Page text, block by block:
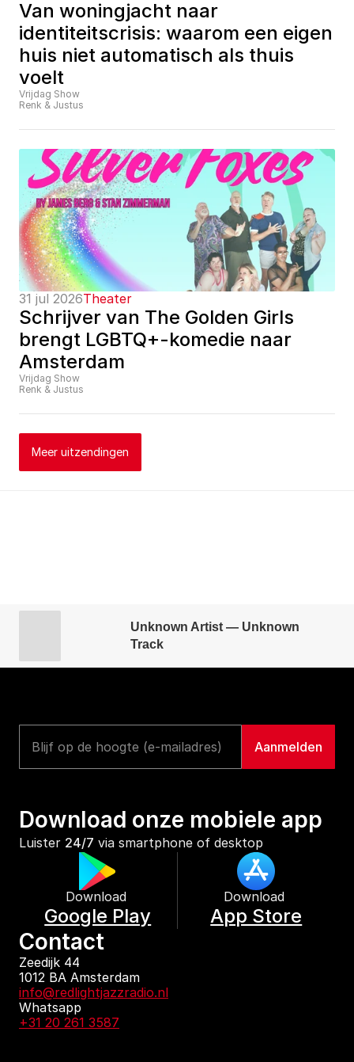
Van woningjacht naar
identiteitscrisis: waarom een eigen
huis niet automatisch als thuis
voelt
Vrijdag Show
Renk & Justus
31 jul 2026Theater
Schrijver van The Golden Girls
brengt LGBTQ+-komedie naar
Amsterdam
Vrijdag Show
Renk & Justus
Meer uitzendingen
Unknown Artist — Unknown
Track
Download onze mobiele app
Luister 24/7 via smartphone of desktop
Download
Google Play
Download
App Store
Contact
Zeedijk 44
1012 BA Amsterdam
info@redlightjazzradio.nl
Whatsapp
+31 20 261 3587